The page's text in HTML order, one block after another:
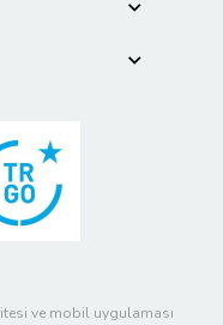
ve mobil uygulaması